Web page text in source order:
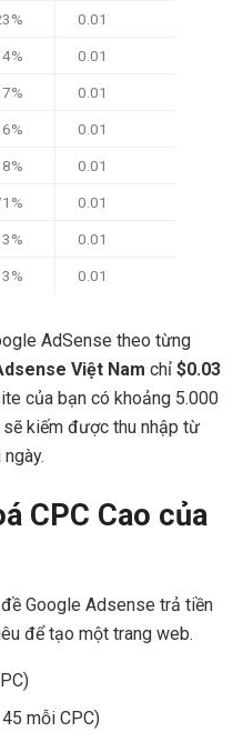
0.01
0.01
0.01
0.01
0.01
0.01
0.01
0.01
AdSense theo từng
Việt Nam chỉ $0.03
của bạn có khoảng 5.000
kiếm được thu nhập từ
CPC Cao của
Google Adsense trả tiền
để tạo một trang web.
mỗi CPC)